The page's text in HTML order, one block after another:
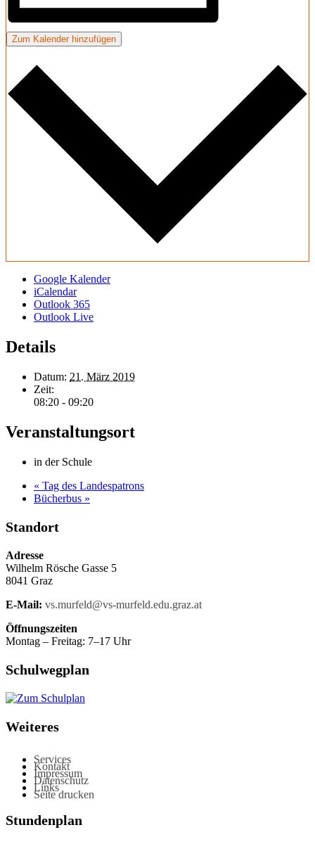
Zum Kalender hinzufügen
Google Kalender
iCalendar
Outlook 365
Outlook Live
Details
Datum: 21. März 2019
Zeit:
08:20 - 09:20
Veranstaltungsort
in der Schule
« Tag des Landespatrons
Bücherbus »
Standort
Adresse
Wilhelm Rösche Gasse 5
8041 Graz
E-Mail: vs.murfeld@vs-murfeld.edu.graz.at
Öffnungszeiten
Montag – Freitag: 7–17 Uhr
Schulwegplan
Weiteres
Services
Kontakt
Impressum
Datenschutz
Links
Seite drucken
Stundenplan